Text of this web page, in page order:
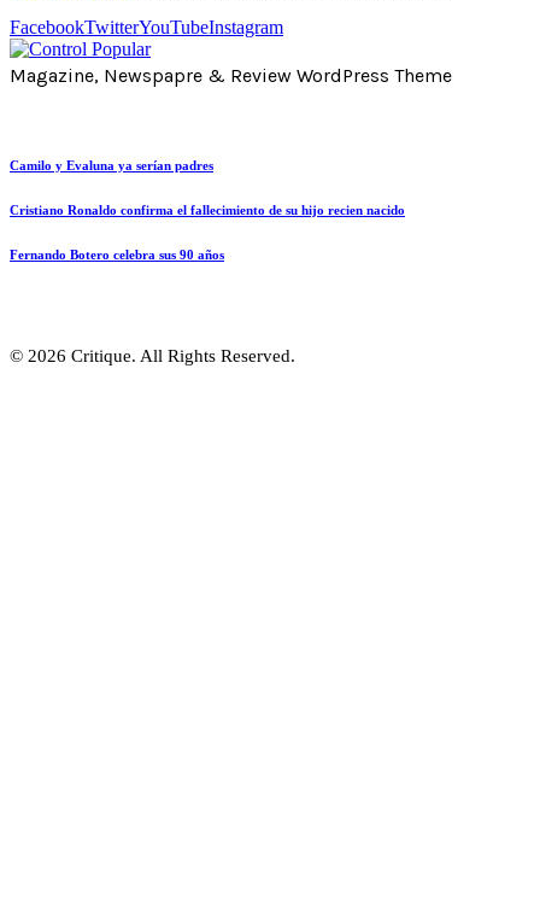
FacebookTwitterYouTubeInstagram
Magazine, Newspapre & Review WordPress Theme
Camilo y Evaluna ya serían padres
Cristiano Ronaldo confirma el fallecimiento de su hijo recien nacido
Fernando Botero celebra sus 90 años
© 2026 Critique. All Rights Reserved.